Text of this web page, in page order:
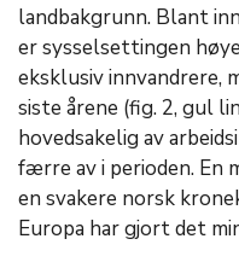
landbakgrunn. Blant
er sysselsettingen
eksklusiv innvandrere,
siste årene (fig. 2, gul
hovedsakelig av
færre av i perioden. En
en svakere norsk
Europa har gjort det